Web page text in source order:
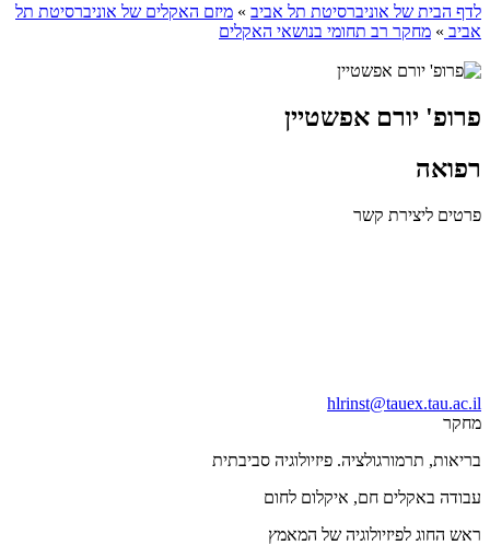
לדף הבית של אוניברסיטת תל אביב » מיזם האקלים של אוניברסיטת תל
אביב » מחקר רב תחומי בנושאי האקלים
פרופ' יורם אפשטיין
רפואה
פרטים ליצירת קשר
hlrinst@tauex.tau.ac.il
מחקר
בריאות, תרמורגולציה. פיזיולוגיה סביבתית
עבודה באקלים חם, איקלום לחום
ראש החוג לפיזיולוגיה של המאמץ